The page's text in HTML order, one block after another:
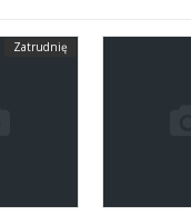
Zatrudnię